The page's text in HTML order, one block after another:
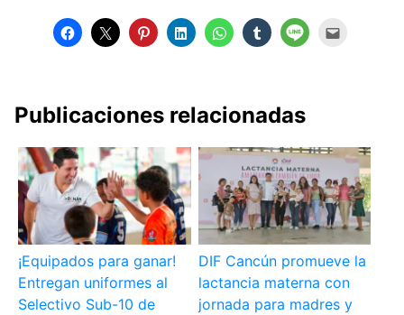
Publicaciones relacionadas
¡Equipados para ganar!
Entregan uniformes al
Selectivo Sub-10 de
DIF Cancún promueve la
lactancia materna con
jornada para madres y